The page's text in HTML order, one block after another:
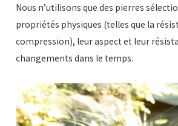
Nous n’utilisons que des pierres
propriétés physiques (telles que la
compression), leur aspect et leur
changements dans le temps.